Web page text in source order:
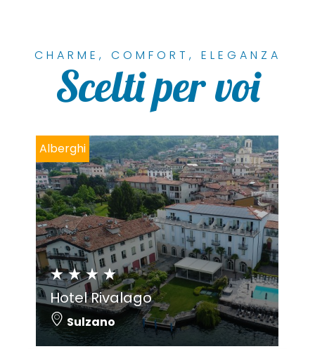
CHARME, COMFORT, ELEGANZA
Scelti per voi
Alberghi
Hotel Rivalago
Sulzano